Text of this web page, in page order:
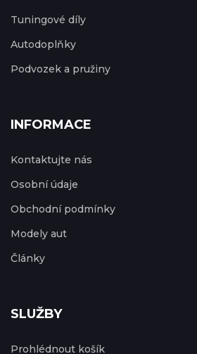
Tuningové díly
Autodoplňky
Podvozek a pružiny
INFORMACE
Kontaktujte nás
Osobní údaje
Obchodní podmínky
Modely aut
Články
SLUŽBY
Prohlédnout košík